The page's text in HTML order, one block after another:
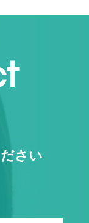
さい